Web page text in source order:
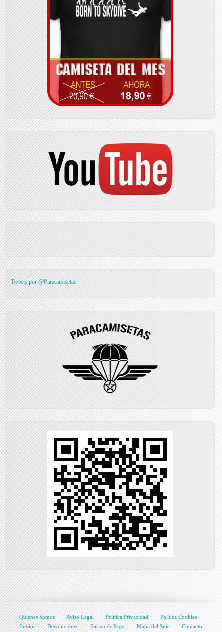
Tweets por @Paracamisetas
Quienes Somos Aviso Legal Política Privacidad
Política Cookies
Envíos
Devoluciones Forma de Pago Mapa del Sitio Contacto